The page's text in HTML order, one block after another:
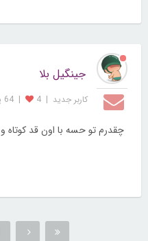
جینگیل بلا
کاربر جديد |
4
| 64 پست
چقدرم تو حسه با اون قد